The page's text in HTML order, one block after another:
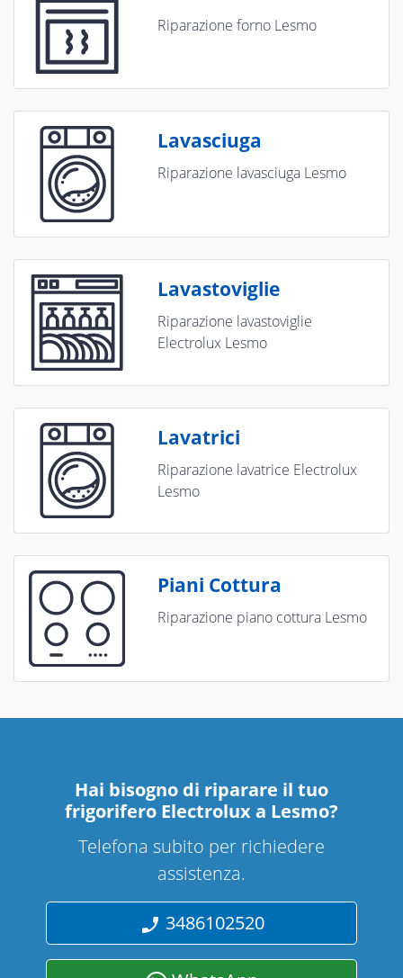
Riparazione forno Lesmo
Lavasciuga
Riparazione lavasciuga Lesmo
Lavastoviglie
Riparazione lavastoviglie
Electrolux Lesmo
Lavatrici
Riparazione lavatrice Electrolux
Lesmo
Piani Cottura
Riparazione piano cottura Lesmo
Hai bisogno di riparare il tuo
frigorifero Electrolux a Lesmo?
Telefona subito per richiedere
assistenza.
3486102520